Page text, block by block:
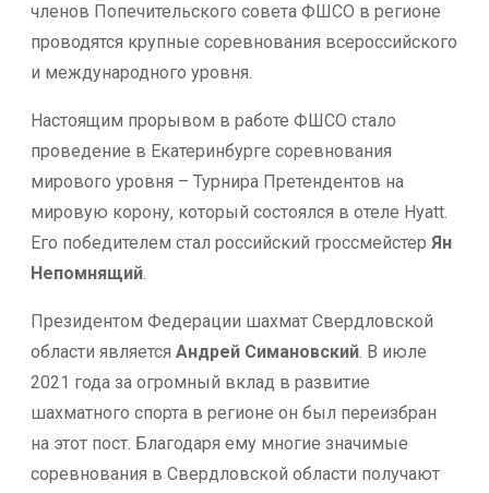
членов Попечительского совета ФШСО в регионе
проводятся крупные соревнования всероссийского
и международного уровня.
Настоящим прорывом в работе ФШСО стало
проведение в Екатеринбурге соревнования
мирового уровня – Турнира Претендентов на
мировую корону, который состоялся в отеле Hyatt.
Его победителем стал российский гроссмейстер Ян
Непомнящий.
Президентом Федерации шахмат Свердловской
области является Андрей Симановский. В июле
2021 года за огромный вклад в развитие
шахматного спорта в регионе он был переизбран
на этот пост. Благодаря ему многие значимые
соревнования в Свердловской области получают